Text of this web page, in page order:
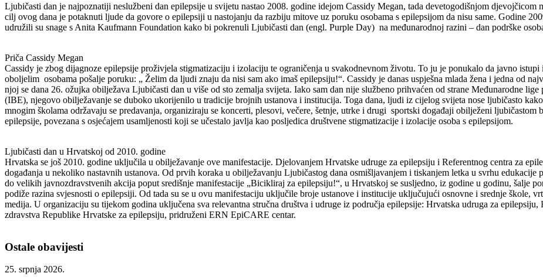
Ljubičasti dan je najpoznatiji neslužbeni dan epilepsije u svijetu nastao 2008. godine idejom Cassidy Megan, tada devetogodišnjom
cilj ovog dana je potaknuti ljude da govore o epilepsiji u nastojanju da razbiju mitove uz poruku osobama s epilepsijom da nisu same. Godine
udružili su snage s Anita Kaufmann Foundation kako bi pokrenuli Ljubičasti dan (engl. Purple Day) na međunarodnoj razini – dan podrške
Priča Cassidy Megan
Cassidy je zbog dijagnoze epilepsije proživjela stigmatizaciju i izolaciju te ograničenja u svakodnevnom životu. To ju je ponukalo da javno
oboljelim osobama pošalje poruku: „ Želim da ljudi znaju da nisi sam ako imaš epilepsiju!“. Cassidy je danas uspješna mlada žena i jedna od
njoj se dana 26. ožujka obilježava Ljubičasti dan u više od sto zemalja svijeta. Iako sam dan nije službeno prihvaćen od strane Međunarodne
(IBE), njegovo obilježavanje se duboko ukorijenilo u tradicije brojnih ustanova i institucija. Toga dana, ljudi iz cijelog svijeta nose ljubičasto
mnogim školama održavaju se predavanja, organiziraju se koncerti, plesovi, večere, šetnje, utrke i drugi sportski događaji obilježeni ljubičastom
epilepsije, povezana s osjećajem usamljenosti koji se učestalo javlja kao posljedica društvene stigmatizacije i izolacije osoba s epilepsijom.
Ljubičasti dan u Hrvatskoj od 2010. godine
Hrvatska se još 2010. godine uključila u obilježavanje ove manifestacije. Djelovanjem Hrvatske udruge za epilepsiju i Referentnog centra za
događanja u nekoliko nastavnih ustanova. Od prvih koraka u obilježavanju Ljubičastog dana osmišljavanjem i tiskanjem letka u svrhu edukacije
do velikih javnozdravstvenih akcija poput središnje manifestacije „Bicikliraj za epilepsiju!“, u Hrvatskoj se susljedno, iz godine u godinu, šalje
podiže razina svjesnosti o epilepsiji. Od tada su se u ovu manifestaciju uključile broje ustanove i institucije uključujući osnovne i srednje škole,
medija. U organizaciju su tijekom godina uključena sva relevantna stručna društva i udruge iz područja epilepsije: Hrvatska udruga za
zdravstva Republike Hrvatske za epilepsiju, pridruženi ERN EpiCARE centar.
Ostale obavijesti
25. srpnja 2026.